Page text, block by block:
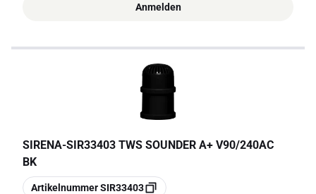
Anmelden
SIRENA-SIR33403 TWS SOUNDER A+ V90/240AC
BK
Kopieren
ArtikelnummerSIR33403